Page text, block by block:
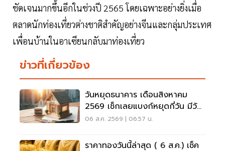
ชัดเจนมากขึ้นอีกในช่วงปี 2565 โดยเฉพาะอย่างยิ่งเมื่อ
ตลาดนักท่องเที่ยวต่างชาติสำคัญอย่างจีนและกลุ่มประเทศ
เพื่อนบ้านในอาเซียนกลับมาท่องเที่ยว
ข่าวที่เกี่ยวข้อง
วันหยุดธนาคาร เดือนสิงหาคม
2569 เช็กเลยแบงก์หยุดกี่วัน มีวัน
หยุดยาวไหม
06 ส.ค. 2569 | 06:57 น.
ราคาทองวันนี้ล่าสุด ( 6 ส.ค.) เช็ค